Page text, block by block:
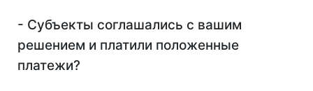
- Субъекты соглашались с вашим
решением и платили положенные
платежи?